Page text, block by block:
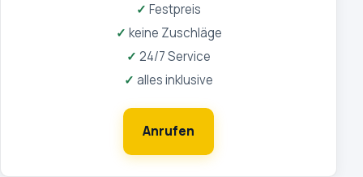
Festpreis
keine Zuschläge
24/7 Service
alles inklusive
Anrufen